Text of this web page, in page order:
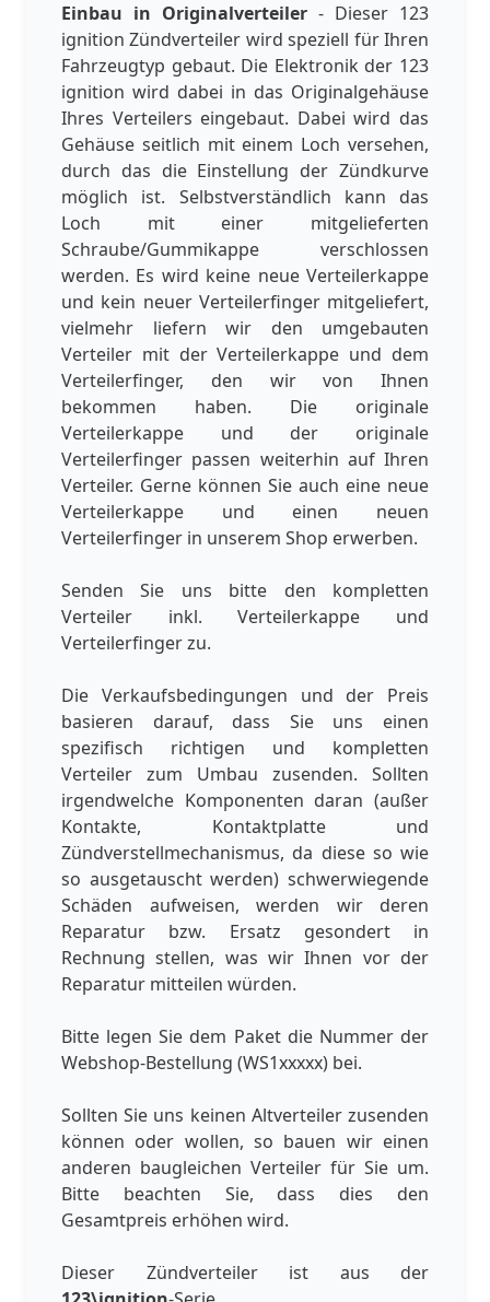
Einbau in Originalverteiler - Dieser 123
ignition Zündverteiler wird speziell für Ihren
Fahrzeugtyp gebaut. Die Elektronik der 123
ignition wird dabei in das Originalgehäuse
Ihres Verteilers eingebaut. Dabei wird das
Gehäuse seitlich mit einem Loch versehen,
durch das die Einstellung der Zündkurve
möglich ist. Selbstverständlich kann das
Loch mit einer mitgelieferten
Schraube/Gummikappe verschlossen
werden. Es wird keine neue Verteilerkappe
und kein neuer Verteilerfinger mitgeliefert,
vielmehr liefern wir den umgebauten
Verteiler mit der Verteilerkappe und dem
Verteilerfinger, den wir von Ihnen
bekommen haben. Die originale
Verteilerkappe und der originale
Verteilerfinger passen weiterhin auf Ihren
Verteiler. Gerne können Sie auch eine neue
Verteilerkappe und einen neuen
Verteilerfinger in unserem Shop erwerben.
Senden Sie uns bitte den kompletten
Verteiler inkl. Verteilerkappe und
Verteilerfinger zu.
Die Verkaufsbedingungen und der Preis
basieren darauf, dass Sie uns einen
spezifisch richtigen und kompletten
Verteiler zum Umbau zusenden. Sollten
irgendwelche Komponenten daran (außer
Kontakte, Kontaktplatte und
Zündverstellmechanismus, da diese so wie
so ausgetauscht werden) schwerwiegende
Schäden aufweisen, werden wir deren
Reparatur bzw. Ersatz gesondert in
Rechnung stellen, was wir Ihnen vor der
Reparatur mitteilen würden.
Bitte legen Sie dem Paket die Nummer der
Webshop-Bestellung (WS1xxxxx) bei.
Sollten Sie uns keinen Altverteiler zusenden
können oder wollen, so bauen wir einen
anderen baugleichen Verteiler für Sie um.
Bitte beachten Sie, dass dies den
Gesamtpreis erhöhen wird.
Dieser Zündverteiler ist aus der